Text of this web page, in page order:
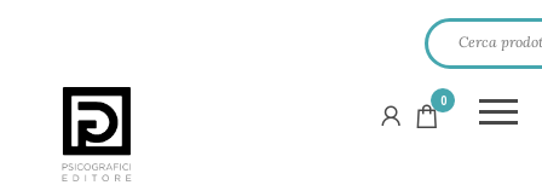
PSICOGRAFICI
EDITORE
0